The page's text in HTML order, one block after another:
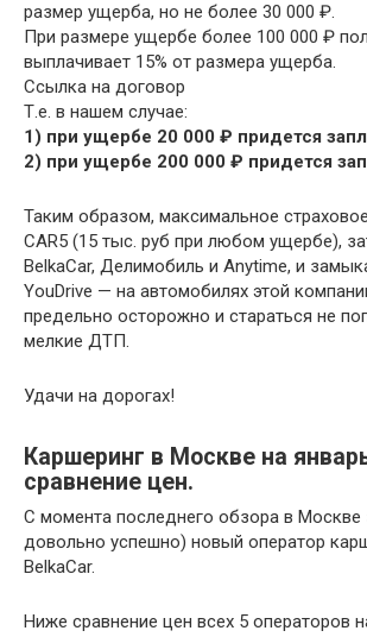
размер ущерба, но не более 30 000 ₽.
При размере ущербе более 100 000 ₽
выплачивает 15% от размера ущерба.
Ссылка на договор
Т.е. в нашем случае:
1) при ущербе 20 000 ₽ придется
2) при ущербе 200 000 ₽ придется
Таким образом, максимальное
CAR5 (15 тыс. руб при любом ущербе),
BelkaCar, Делимобиль и Anytime, и
YouDrive — на автомобилях этой
предельно осторожно и стараться не
мелкие ДТП.
Удачи на дорогах!
Каршеринг в Москве на
сравнение цен.
С момента последнего обзора в Москве
довольно успешно) новый оператор
BelkaCar.
Ниже сравнение цен всех 5 операторов